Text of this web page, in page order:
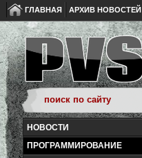
ГЛАВНАЯ АРХИВ НОВОСТЕЙ
НОВОСТИ
ПРОГРАММИРОВАНИЕ